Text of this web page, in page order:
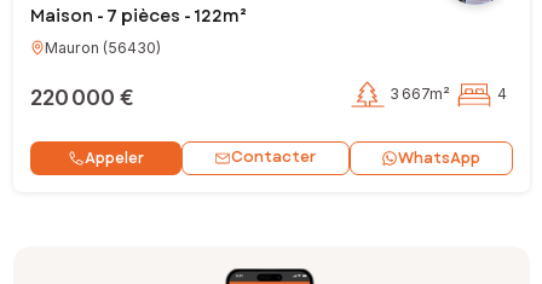
Maison - 7 pièces - 122m²
Mauron (56430)
220 000 € 3 667m² 4
Appeler Contacter WhatsApp